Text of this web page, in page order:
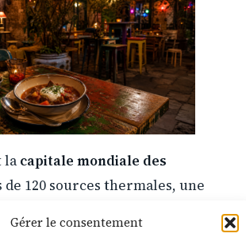
Gérer le consentement
lacapitale mondiale des
de 120 sources thermales, une
baigner dans les thermes, c’est pas